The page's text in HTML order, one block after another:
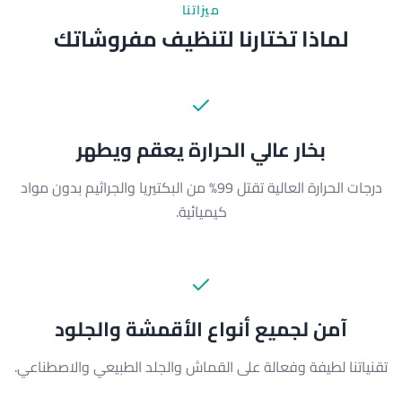
ميزاتنا
لماذا تختارنا لتنظيف مفروشاتك
بخار عالي الحرارة يعقم ويطهر
درجات الحرارة العالية تقتل 99% من البكتيريا والجراثيم بدون مواد
كيميائية.
آمن لجميع أنواع الأقمشة والجلود
تقنياتنا لطيفة وفعالة على القماش والجلد الطبيعي والاصطناعي.